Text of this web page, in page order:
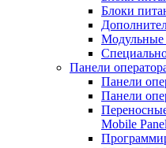
Блоки
Модульные
Панели
Панели
Панели
Mobile